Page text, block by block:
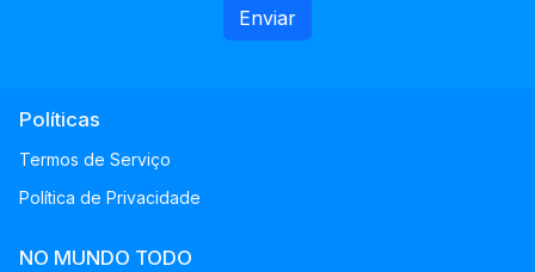
Enviar
Políticas
Termos de Serviço
Política de Privacidade
NO MUNDO TODO